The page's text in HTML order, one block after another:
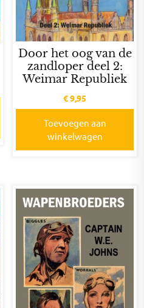
Door het oog van de
zandloper deel 2:
Weimar Republiek
€9,95
Toevoegen aan
winkelwagen